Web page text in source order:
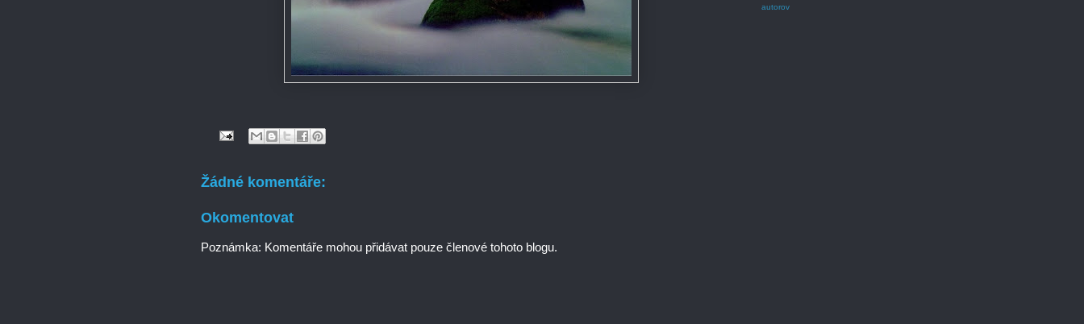
Žádné komentáře:
Okomentovat
Poznámka: Komentáře mohou přidávat pouze členové tohoto blogu.
autorov